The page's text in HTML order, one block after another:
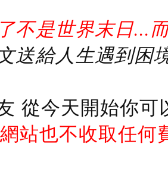
不是世界末日...
送給人生遇到困
從今天開始你
站也不收取任何